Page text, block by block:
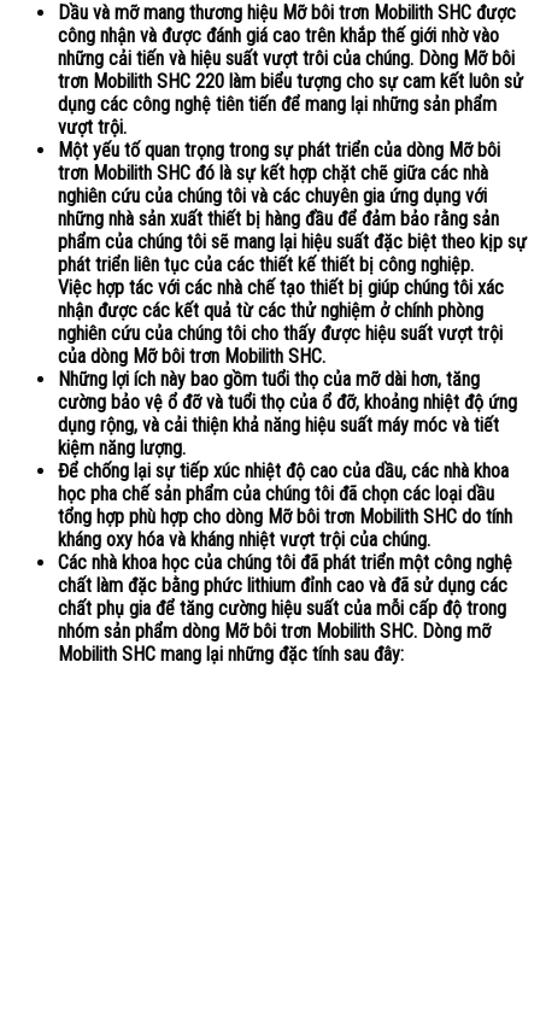
Dầu và mỡ mang thương hiệu Mỡ bôi trơn Mobilith SHC được
công nhận và được đánh giá cao trên khắp thế giới nhờ vào
những cải tiến và hiệu suất vượt trôi của chúng. Dòng Mỡ bôi
trơn Mobilith SHC 220 làm biểu tượng cho sự cam kết luôn sử
dụng các công nghệ tiên tiến để mang lại những sản phẩm
vượt trội.
Một yếu tố quan trọng trong sự phát triển của dòng Mỡ bôi
trơn Mobilith SHC đó là sự kết hợp chặt chẽ giữa các nhà
nghiên cứu của chúng tôi và các chuyên gia ứng dụng với
những nhà sản xuất thiết bị hàng đầu để đảm bảo rằng sản
phẩm của chúng tôi sẽ mang lại hiệu suất đặc biệt theo kịp sự
phát triển liên tục của các thiết kế thiết bị công nghiệp.
Việc hợp tác với các nhà chế tạo thiết bị giúp chúng tôi xác
nhận được các kết quả từ các thử nghiệm ở chính phòng
nghiên cứu của chúng tôi cho thấy được hiệu suất vượt trội
của dòng Mỡ bôi trơn Mobilith SHC.
Những lợi ích này bao gồm tuổi thọ của mỡ dài hơn, tăng
cường bảo vệ ổ đỡ và tuổi thọ của ổ đỡ, khoảng nhiệt độ ứng
dụng rộng, và cải thiện khả năng hiệu suất máy móc và tiết
kiệm năng lượng.
Để chống lại sự tiếp xúc nhiệt độ cao của dầu, các nhà khoa
học pha chế sản phẩm của chúng tôi đã chọn các loại dầu
tổng hợp phù hợp cho dòng Mỡ bôi trơn Mobilith SHC do tính
kháng oxy hóa và kháng nhiệt vượt trội của chúng.
Các nhà khoa học của chúng tôi đã phát triển một công nghệ
chất làm đặc bằng phức lithium đỉnh cao và đã sử dụng các
chất phụ gia để tăng cường hiệu suất của mỗi cấp độ trong
nhóm sản phẩm dòng Mỡ bôi trơn Mobilith SHC. Dòng mỡ
Mobilith SHC mang lại những đặc tính sau đây: